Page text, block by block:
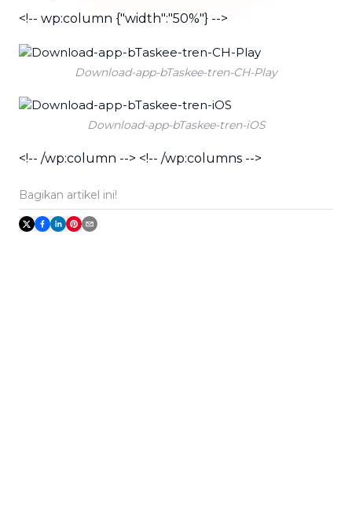
<!-- wp:column {"width":"50%"} -->
Download-app-bTaskee-tren-CH-Play
Download-app-bTaskee-tren-iOS
<!-- /wp:column --> <!-- /wp:columns -->
Bagikan artikel ini!